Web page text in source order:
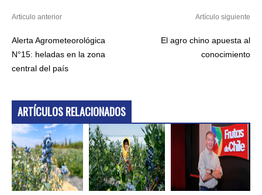
Articulo anterior
Alerta Agrometeorológica
N°15: heladas en la zona
central del país
Artículo siguiente
El agro chino apuesta al
conocimiento
ARTÍCULOS RELACIONADOS